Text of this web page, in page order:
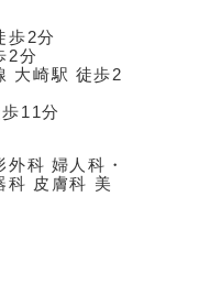
を活かし、周辺
できます。
歩2分
2分
大崎駅 徒歩2
11分
科 婦人科・
科 皮膚科 美